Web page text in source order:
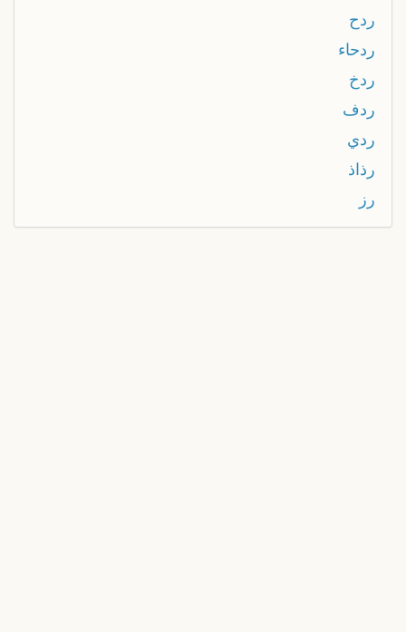
ردح
ردحاء
ردخ
ردف
ردي
رذاذ
رز